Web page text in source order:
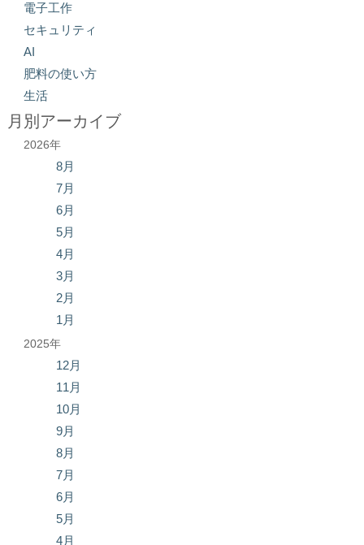
電子工作
セキュリティ
AI
肥料の使い方
生活
月別アーカイブ
2026年
8月
7月
6月
5月
4月
3月
2月
1月
2025年
12月
11月
10月
9月
8月
7月
6月
5月
4月